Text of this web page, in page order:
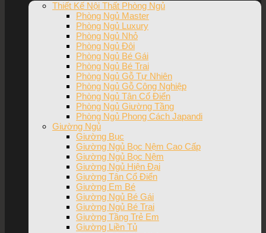
Thiết Kế Nội Thất Phòng Ngủ
Phòng Ngủ Master
Phòng Ngủ Luxury
Phòng Ngủ Nhỏ
Phòng Ngủ Đôi
Phòng Ngủ Bé Gái
Phòng Ngủ Bé Trai
Phòng Ngủ Gỗ Tự Nhiên
Phòng Ngủ Gỗ Công Nghiệp
Phòng Ngủ Tân Cổ Điển
Phòng Ngủ Giường Tầng
Phòng Ngủ Phong Cách Japandi
Giường Ngủ
Giường Bục
Giường Ngủ Bọc Nệm Cao Cấp
Giường Ngủ Bọc Nệm
Giường Ngủ Hiện Đại
Giường Tân Cổ Điển
Giường Em Bé
Giường Ngủ Bé Gái
Giường Ngủ Bé Trai
Giường Tầng Trẻ Em
Giường Liền Tủ